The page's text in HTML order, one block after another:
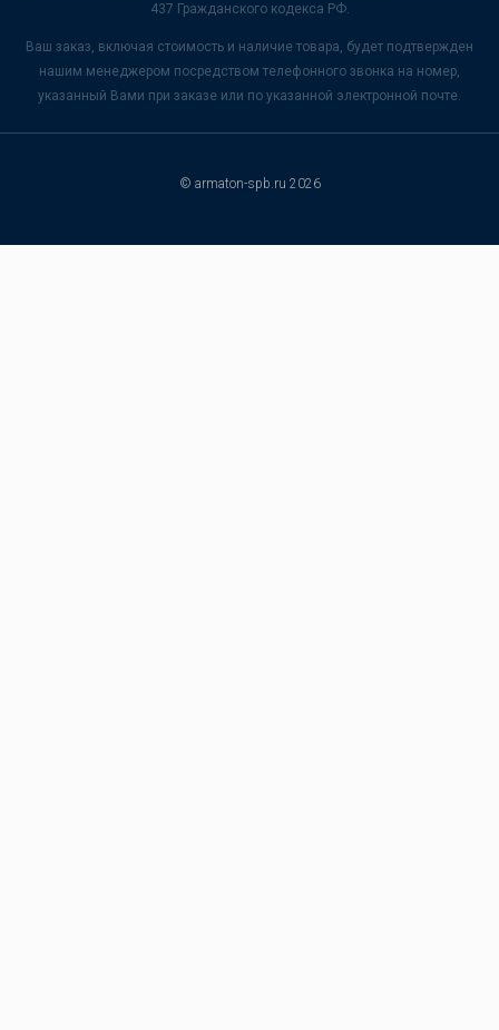
437 Гражданского кодекса РФ.
Ваш заказ, включая стоимость и наличие товара, будет подтвержден
нашим менеджером посредством телефонного звонка на номер,
указанный Вами при заказе или по указанной электронной почте.
© armaton-spb.ru 2026